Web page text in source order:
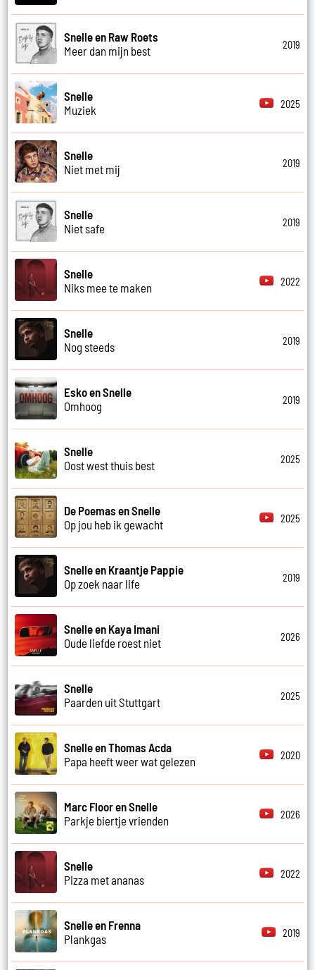
Snelle en Raw Roets
Meer dan mijn best
2019
Snelle
Muziek
2025
Snelle
Niet met mij
2019
Snelle
Niet safe
2019
Snelle
Niks mee te maken
2022
Snelle
Nog steeds
2019
Esko en Snelle
Omhoog
2019
Snelle
Oost west thuis best
2025
De Poemas en Snelle
Op jou heb ik gewacht
2025
Snelle en Kraantje Pappie
Op zoek naar life
2019
Snelle en Kaya Imani
Oude liefde roest niet
2026
Snelle
Paarden uit Stuttgart
2025
Snelle en Thomas Acda
Papa heeft weer wat gelezen
2020
Marc Floor en Snelle
Parkje biertje vrienden
2026
Snelle
Pizza met ananas
2022
Snelle en Frenna
Plankgas
2019